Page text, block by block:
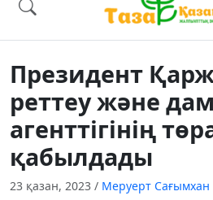
Президент
реттеу және
агенттігінің
қабылдады
23 қазан, 2023 / Меруерт Сағымхан